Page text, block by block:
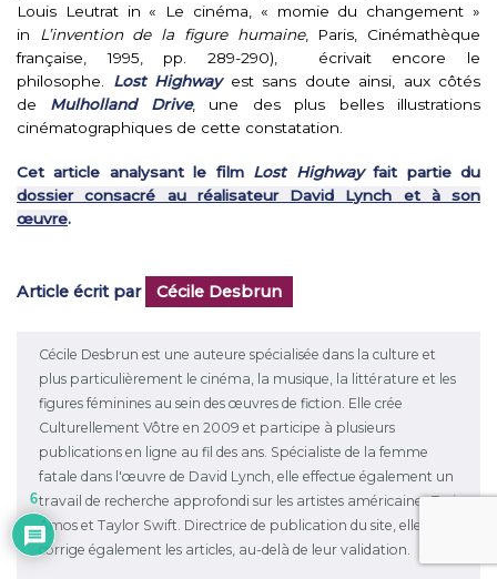
Louis Leutrat in « Le cinéma, « momie du changement »
in
L’invention de la figure humaine, Paris, Cinémathèque
française, 1995, pp. 289-290), écrivait encore le
philosophe. Lost Highwayest sans doute ainsi, aux côtés
de Mulholland Drive, une des plus belles illustrations
cinématographiques de cette constatation.
Cet article analysant le film Lost Highwayfait partie du
dossier consacré au réalisateur David Lynch et à son
œuvre.
Article écrit par Cécile Desbrun
Cécile Desbrun est une auteure spécialisée dans la culture et
plus particulièrement le cinéma, la musique, la littérature et les
figures féminines au sein des œuvres de fiction. Elle crée
Culturellement Vôtre en 2009 et participe à plusieurs
publications en ligne au fil des ans. Spécialiste de la femme
fatale dans l'œuvre de David Lynch, elle effectue également un
travail de recherche approfondi sur les artistes américaines Tori
Amos et Taylor Swift. Directrice de publication du site, elle en
corrige également les articles, au-delà de leur validation.
6